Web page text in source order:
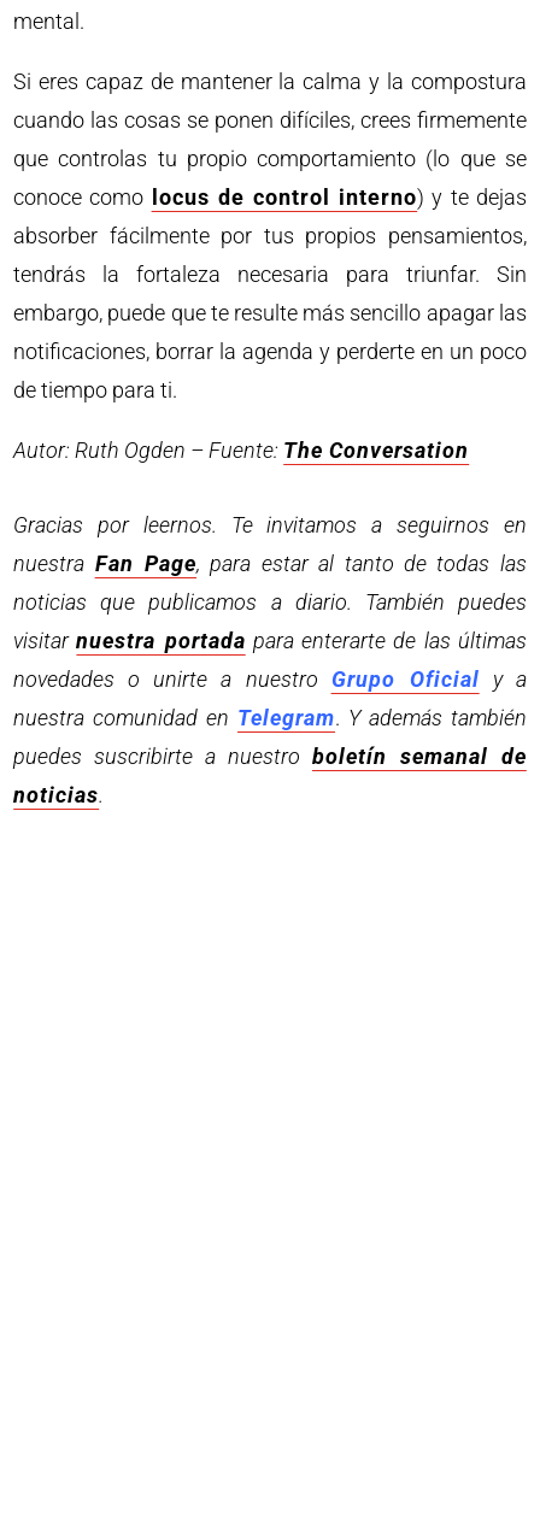
mental.
Si eres capaz de mantener la calma y la compostura
cuando las cosas se ponen difíciles, crees firmemente
que controlas tu propio comportamiento (lo que se
conoce como
locus de control interno) y te dejas
absorber fácilmente por tus propios pensamientos,
tendrás la fortaleza necesaria para triunfar. Sin
embargo, puede que te resulte más sencillo apagar las
notificaciones, borrar la agenda y perderte en un poco
de tiempo para ti.
Autor: Ruth Ogden – Fuente: The Conversation
Gracias por leernos. Te invitamos a seguirnos en
nuestra Fan Page, para estar al tanto de todas las
noticias que publicamos a diario. También puedes
visitarnuestra portada para enterarte de las últimas
novedades o unirte a nuestro Grupo Oficial y a
nuestra comunidad en Telegram. Y además también
puedes suscribirte a nuestro boletín semanal de
noticias.